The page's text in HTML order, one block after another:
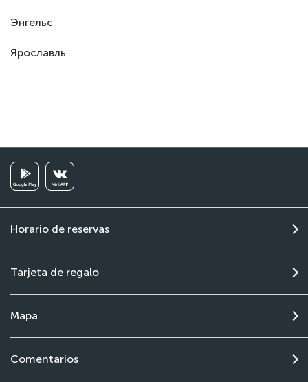
Энгельс
Ярославль
Horario de reservas
Tarjeta de regalo
Mapa
Comentarios